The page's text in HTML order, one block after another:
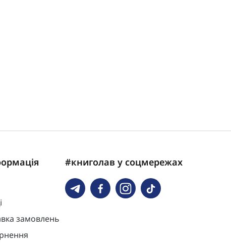
замовлень
#книголав у соцмережах